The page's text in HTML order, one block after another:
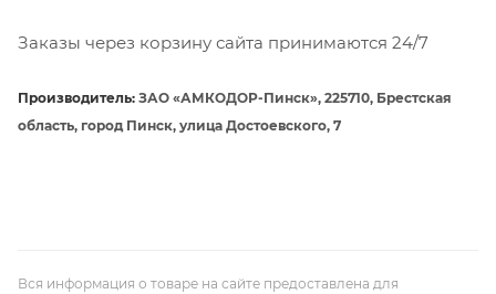
Заказы через корзину сайта принимаются 24/7
Производитель: ЗАО «АМКОДОР-Пинск», 225710, Брестская
область, город Пинск, улица Достоевского, 7
Вся информация о товаре на сайте предоставлена для